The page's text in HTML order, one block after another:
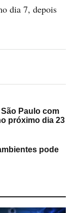
dia 7, depois
São Paulo com
próximo dia 23
pode